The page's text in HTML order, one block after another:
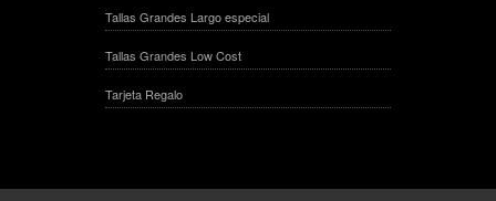
Tallas Grandes Largo especial
Tallas Grandes Low Cost
Tarjeta Regalo